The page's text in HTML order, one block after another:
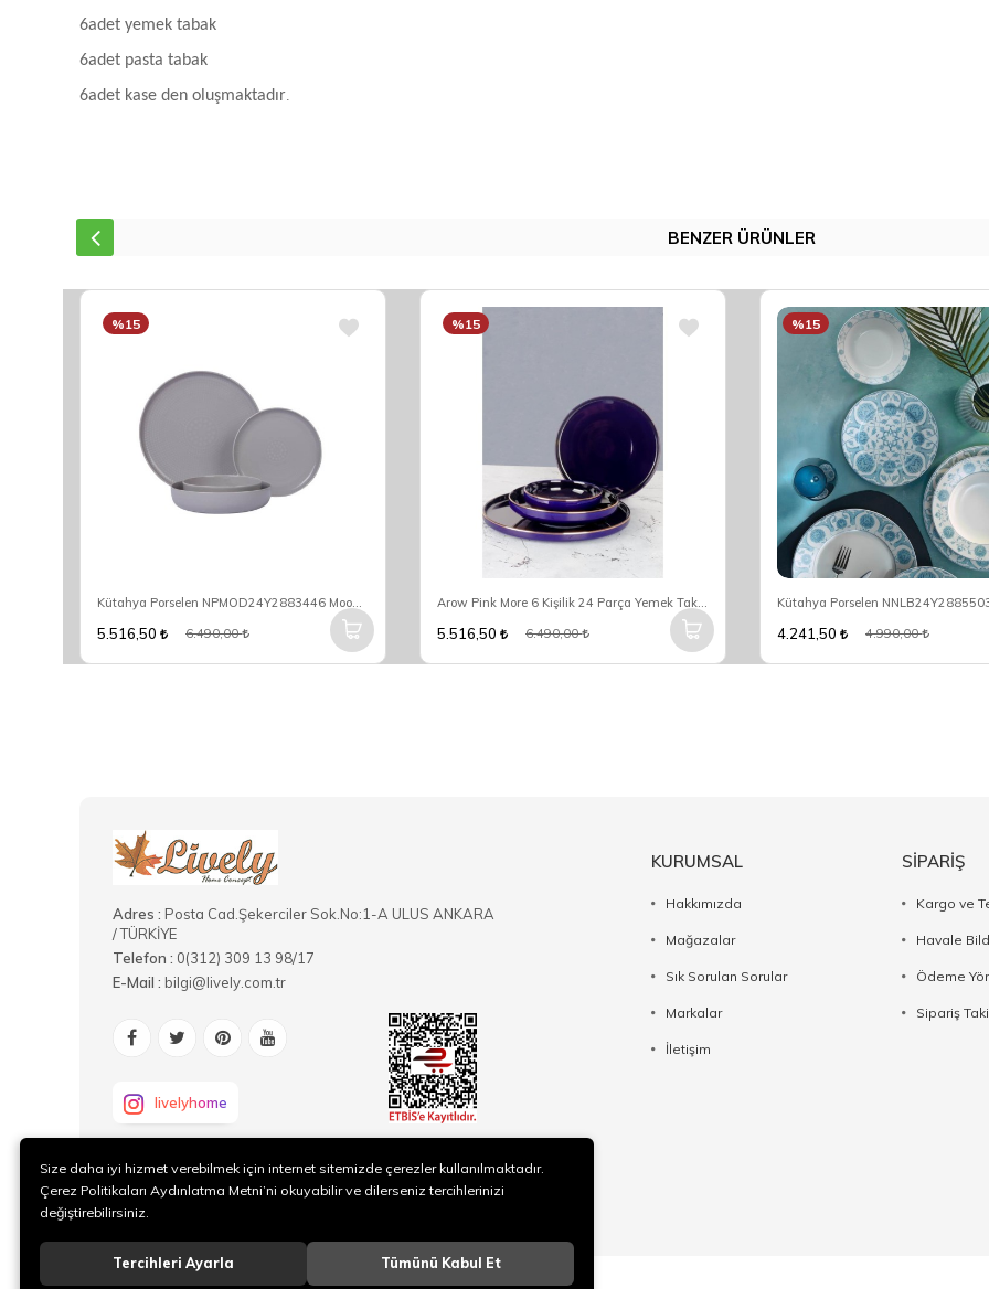
6adet yemek tabak
6adet pasta tabak
6adet kase den oluşmaktadır.
BENZER ÜRÜNLER
Kütahya Porselen NPMOD24Y2883446 Mood Nano 6 Kişilik 24 Parça Yuvarlak Yemek Takımı
%15
5.516,50 6.490,00
Arow Pink More 6 Kişilik 24 Parça Yemek Takımı DC1.TR-3084
%15
5.516,50 6.490,00
%15
4.241,50 4.990,00
Adres : Posta Cad.Şekerciler Sok.No:1-A ULUS ANKARA
/ TÜRKİYE
Telefon : 0(312) 309 13 98/17
E-Mail : bilgi@lively.com.tr
livelyhome
KURUMSAL
Hakkımızda
Mağazalar
Sık Sorulan Sorular
Markalar
İletişim
SİPARİŞ
Kargo ve
Havale
Ödeme
Sipariş
Size daha iyi hizmet verebilmek için internet sitemizde çerezler kullanılmaktadır.
Çerez Politikaları Aydınlatma Metni’ni okuyabilir ve dilerseniz tercihlerinizi
değiştirebilirsiniz.
Tercihleri Ayarla Tümünü Kabul Et